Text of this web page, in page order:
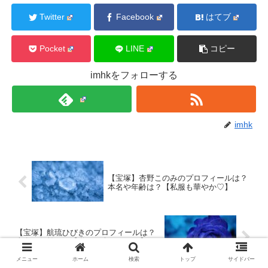
Twitter Facebook はてブ
Pocket LINE コピー
imhkをフォローする
imhk
【宝塚】杏野このみのプロフィールは？
本名や年齢は？【私服も華やか♡】
【宝塚】航琉ひびきのプロフィールは？
本名や年齢は？【私服も爽やか！？】
メニュー ホーム 検索 トップ サイドバー